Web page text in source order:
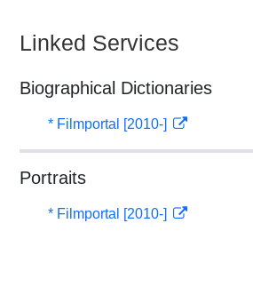
Linked Services
Biographical Dictionaries
* Filmportal [2010-]
Portraits
* Filmportal [2010-]